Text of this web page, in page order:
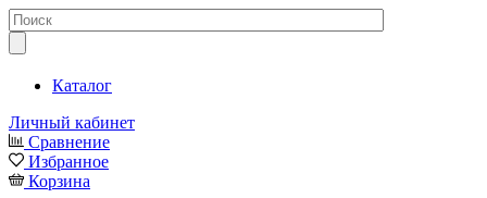
Каталог
Личный кабинет
Сравнение
Избранное
Корзина